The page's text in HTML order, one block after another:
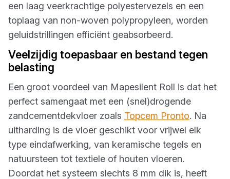
een laag veerkrachtige polyestervezels en een
toplaag van non-woven polypropyleen, worden
geluidstrillingen efficiënt geabsorbeerd.
Veelzijdig toepasbaar en bestand tegen
belasting
Een groot voordeel van Mapesilent Roll is dat het
perfect samengaat met een (snel)drogende
zandcementdekvloer zoals Topcem Pronto. Na
uitharding is de vloer geschikt voor vrijwel elk
type eindafwerking, van keramische tegels en
natuursteen tot textiele of houten vloeren.
Doordat het systeem slechts 8 mm dik is, heeft